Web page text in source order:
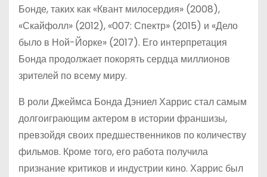
Бонде, таких как «Квант милосердия» (2008),
«Скайфолл» (2012), «007: Спектр» (2015) и «Дело
было в Ной-Йорке» (2017). Его интерпретация
Бонда продолжает покорять сердца миллионов
зрителей по всему миру.
В роли Джеймса Бонда Дэниел Харрис стал самым
долгоиграющим актером в истории франшизы,
превзойдя своих предшественников по количеству
фильмов. Кроме того, его работа получила
признание критиков и индустрии кино. Харрис был